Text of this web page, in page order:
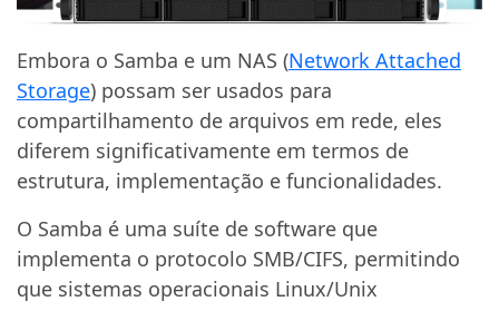
Embora o Samba e um NAS (Network Attached
Storage) possam ser usados para
compartilhamento de arquivos em rede, eles
diferem significativamente em termos de
estrutura, implementação e funcionalidades.
O Samba é uma suíte de software que
implementa o protocolo SMB/CIFS, permitindo
que sistemas operacionais Linux/Unix